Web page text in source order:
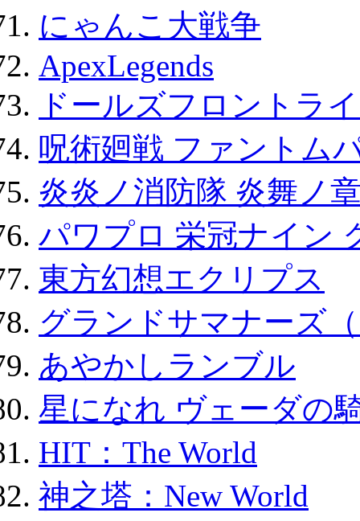
にゃんこ大戦争
ApexLegends
ドールズフロントラ
呪術廻戦 ファントム
炎炎ノ消防隊 炎舞ノ
パワプロ 栄冠ナイン
東方幻想エクリプス
グランドサマナーズ
あやかしランブル
星になれ ヴェーダの
HIT：The World
神之塔：New World